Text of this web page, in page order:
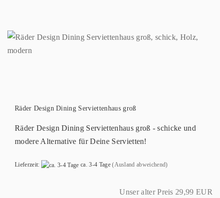
Räder Design Dining Serviettenhaus groß
Räder Design Dining Serviettenhaus groß - schicke und
modere Alternative für Deine Servietten!
Lieferzeit: ca. 3-4 Tage (Ausland abweichend)
Unser alter Preis 29,99 EUR